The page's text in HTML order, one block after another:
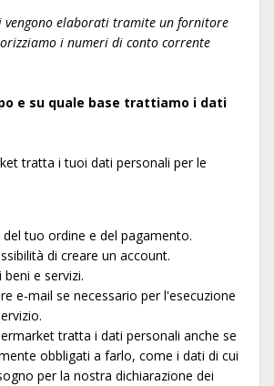
vengono elaborati tramite un fornitore
i numeri di conto corrente
e su quale base trattiamo i dati
tratta i tuoi dati personali per le
tuo ordine e del pagamento.
di creare un account.
e servizi.
e-mail se necessario per l'esecuzione
tratta i dati personali anche se
obbligati a farlo, come i dati di cui
per la nostra dichiarazione dei